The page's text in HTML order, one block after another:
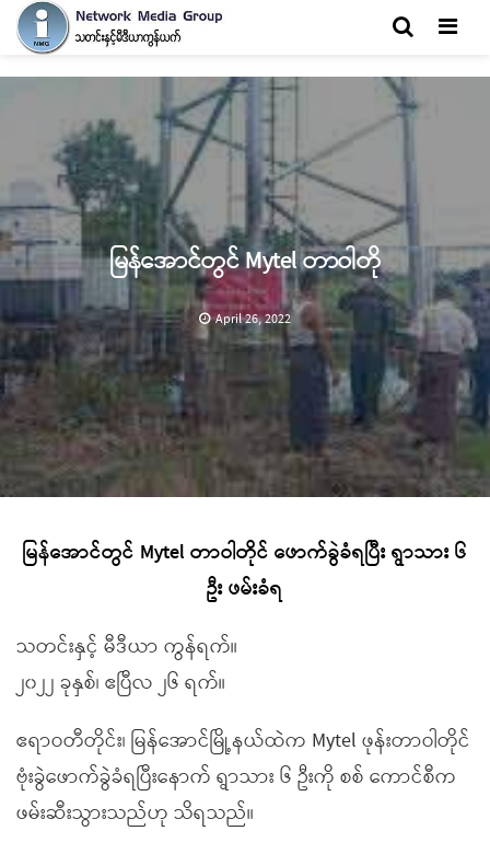
မြန်အောင်တွင် Mytel တာဝါတို
April 26, 2022
မြန်အောင်တွင် Mytel တာဝါတိုင် ဖောက်ခွဲခံရပြီး ရွာသား ၆
ဦး ဖမ်းခံရ
သတင်းနှင့် မီဒီယာ ကွန်ရက်။
၂၀၂၂ ခုနှစ်၊ ဧပြီလ ၂၆ ရက်။
ဧရာဝတီတိုင်း၊ မြန်အောင်မြို့နယ်ထဲက Mytel ဖုန်းတာဝါတိုင်
ဗုံးခွဲဖောက်ခွဲခံရပြီးနောက် ရွာသား ၆ ဦးကို စစ် ကောင်စီက
ဖမ်းဆီးသွားသည်ဟု သိရသည်။